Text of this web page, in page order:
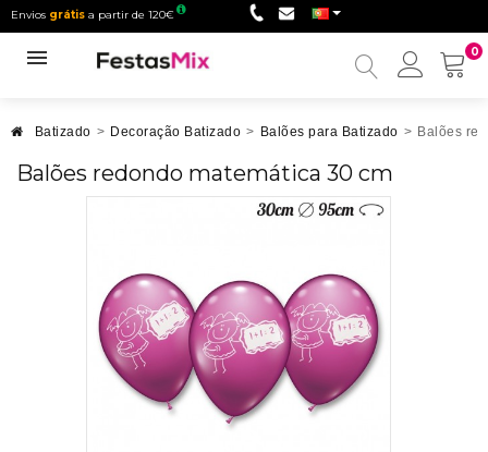
Envios grátis a partir de 120€
0
Minha
Batizado > Decoração Batizado > Balões para Batizado > Balões
Balões redondo matemática 30 cm